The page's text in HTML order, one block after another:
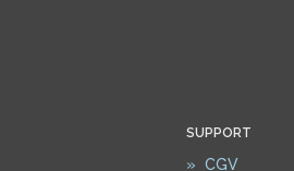
SUPPORT
» CGV